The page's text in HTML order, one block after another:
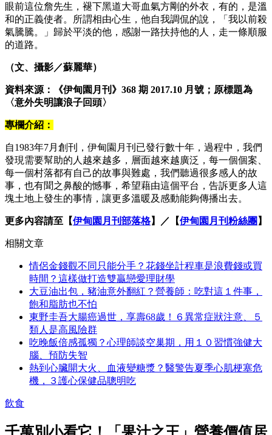
眼前這位詹先生，褪下黑道大哥血氣方剛的外衣，有的，是溫
和的正義使者。所謂相由心生，他自我調侃的說，「我以前殺
氣騰騰。」歸於平淡的他，感謝一路扶持他的人，走一條順服
的道路。
（文、攝影／蘇麗華）
資料來源：《伊甸園月刊》368 期 2017.10 月號；原標題為
〈意外失明讓浪子回頭〉
專欄介紹：
自1983年7月創刊，伊甸園月刊已發行數十年，過程中，我們
發現需要幫助的人越來越多，層面越來越廣泛，每一個個案、
每一個村落都有自己的故事與難處，我們聽過很多感人的故
事，也有聞之鼻酸的憾事，希望藉由這個平台，告訴更多人這
塊土地上發生的事情，讓更多溫暖及感動能夠傳播出去。
更多內容請至【伊甸園月刊部落格】／【伊甸園月刊粉絲團 】
相關文章
情侶金錢觀不同只能分手？花錢坐計程車是浪費錢或買
時間？這樣做打造雙贏戀愛理財學
大豆油出包，豬油意外翻紅？營養師：吃對這１件事，
飽和脂肪也不怕
東野圭吾大腸癌過世，享壽68歲！６異常症狀注意、５
類人是高風險群
吃晚飯倍感孤獨？心理師談空巢期，用１０習慣強健大
腦、預防失智
熱到心臟開大火、血液變糖漿？醫警告夏季心肌梗塞危
機，３護心保健品聰明吃
飲食
千萬別小看它！「果汁之王」營養價值居